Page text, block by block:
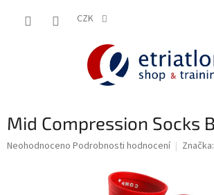
CZK
Mid Compression Socks
Průměrné
Neohodnoceno Podrobnosti hodnocení Značka:
shop.etriatlon.cz - Chat